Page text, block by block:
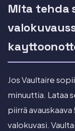
Mita tehda
Jos Vaultaire
minuuttia. Lataa
piirrä
valokuvasi.